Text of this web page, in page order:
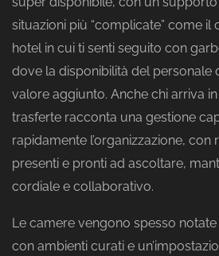
situazioni più “complicate” come il
hotel in cui ti senti seguito con
dove la disponibilità del personale
valore aggiunto. Anche chi arriva
trasferte racconta una gestione
rapidamente l’organizzazione, con
presenti e pronti ad ascoltare,
cordiale e collaborativo.
Le camere vengono spesso
con ambienti curati e